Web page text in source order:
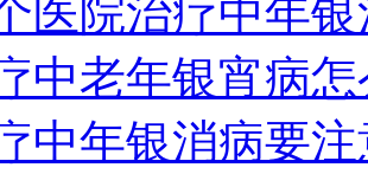
医院治疗中年
中老年银宵病
中年银消病要